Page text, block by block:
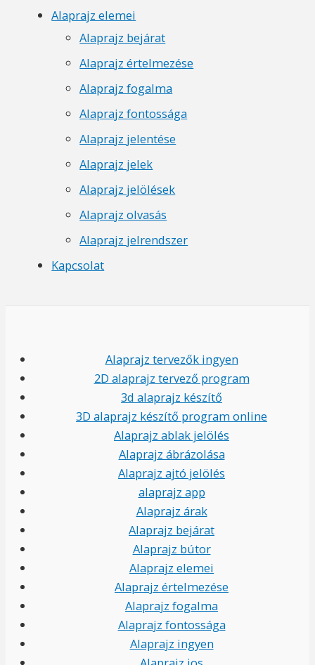
Alaprajz elemei
Alaprajz bejárat
Alaprajz értelmezése
Alaprajz fogalma
Alaprajz fontossága
Alaprajz jelentése
Alaprajz jelek
Alaprajz jelölések
Alaprajz olvasás
Alaprajz jelrendszer
Kapcsolat
Alaprajz tervezők ingyen
2D alaprajz tervező program
3d alaprajz készítő
3D alaprajz készítő program online
Alaprajz ablak jelölés
Alaprajz ábrázolása
Alaprajz ajtó jelölés
alaprajz app
Alaprajz árak
Alaprajz bejárat
Alaprajz bútor
Alaprajz elemei
Alaprajz értelmezése
Alaprajz fogalma
Alaprajz fontossága
Alaprajz ingyen